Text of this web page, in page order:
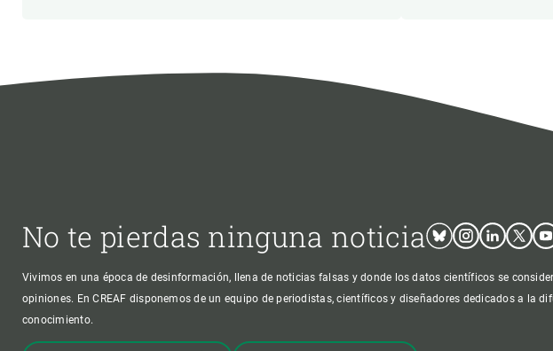
No te pierdas ninguna noticiaBlueskyInstagram
LinkedinTwitter
Vivimos en una época de desinformación, llena de noticias falsas y donde los datos científicos se
opiniones. En CREAF disponemos de un equipo de periodistas, científicos y diseñadores dedicados a la
conocimiento.